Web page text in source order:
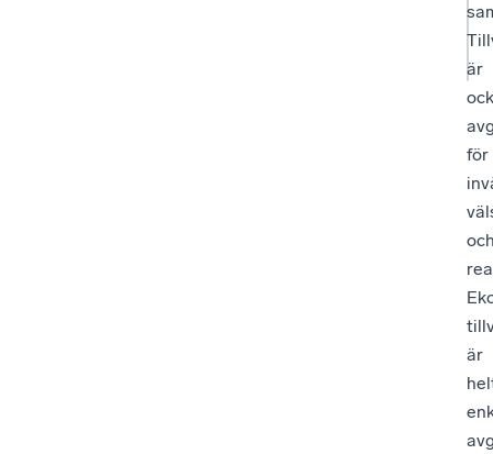
är
för
är